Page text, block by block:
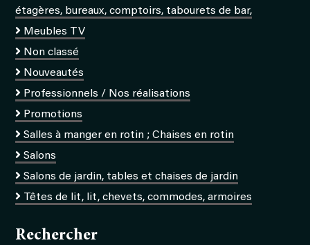
étagères, bureaux, comptoirs, tabourets de bar,
Meubles TV
Non classé
Nouveautés
Professionnels / Nos réalisations
Promotions
Salles à manger en rotin ; Chaises en rotin
Salons
Salons de jardin, tables et chaises de jardin
Têtes de lit, lit, chevets, commodes, armoires
Rechercher